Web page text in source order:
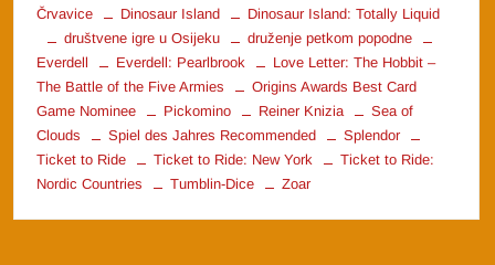
Črvavice
Dinosaur Island
Dinosaur Island: Totally Liquid
društvene igre u Osijeku
druženje petkom popodne
Everdell
Everdell: Pearlbrook
Love Letter: The Hobbit –
The Battle of the Five Armies
Origins Awards Best Card
Game Nominee
Pickomino Reiner Knizia
Sea of
Clouds
Spiel des Jahres Recommended
Splendor
Ticket to Ride
Ticket to Ride: New York
Ticket to Ride:
Nordic Countries
Tumblin-Dice Zoar